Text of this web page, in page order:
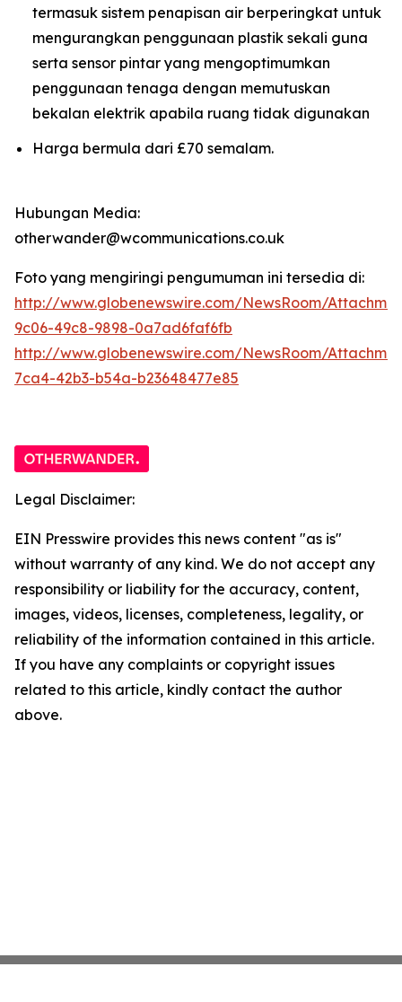
termasuk sistem penapisan air berperingkat untuk
mengurangkan penggunaan plastik sekali guna
serta sensor pintar yang mengoptimumkan
penggunaan tenaga dengan memutuskan
bekalan elektrik apabila ruang tidak digunakan
Harga bermula dari £70 semalam.
Hubungan Media:
otherwander@wcommunications.co.uk
Foto yang mengiringi pengumuman ini tersedia di:
http://www.globenewswire.com/NewsRoom/
9c06-49c8-9898-0a7ad6faf6fb
http://www.globenewswire.com/NewsRoom/
7ca4-42b3-b54a-b23648477e85
Legal Disclaimer:
EIN Presswire provides this news content "as is"
without warranty of any kind. We do not accept any
responsibility or liability for the accuracy, content,
images, videos, licenses, completeness, legality, or
reliability of the information contained in this article.
If you have any complaints or copyright issues
related to this article, kindly contact the author
above.